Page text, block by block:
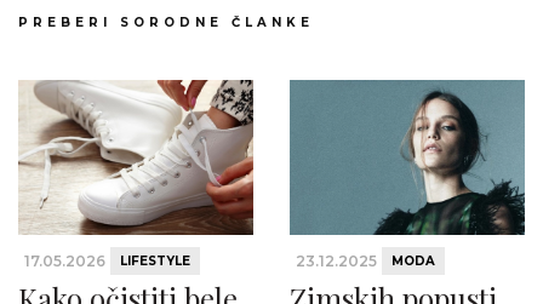
PREBERI SORODNE ČLANKE
17.05.2026 LIFESTYLE 23.12.2025 MODA